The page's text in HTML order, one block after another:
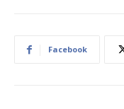
Facebook